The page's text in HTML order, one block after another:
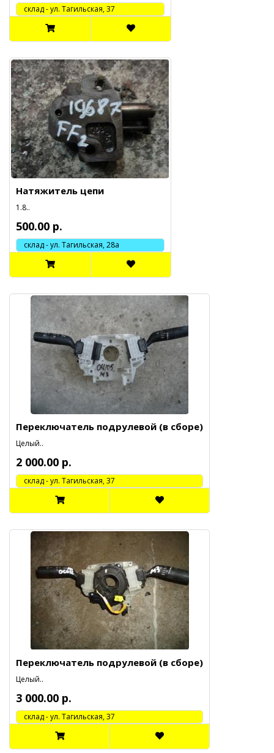
cклад - ул. Тагильская, 37
Натяжитель цепи
1.8..
500.00 р.
склад - ул. Тагильская, 28а
Переключатель подрулевой (в сборе)
Целый..
2 000.00 р.
cклад - ул. Тагильская, 37
Переключатель подрулевой (в сборе)
Целый..
3 000.00 р.
cклад - ул. Тагильская, 37